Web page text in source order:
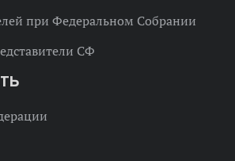
при Федеральном Собрании
СФ